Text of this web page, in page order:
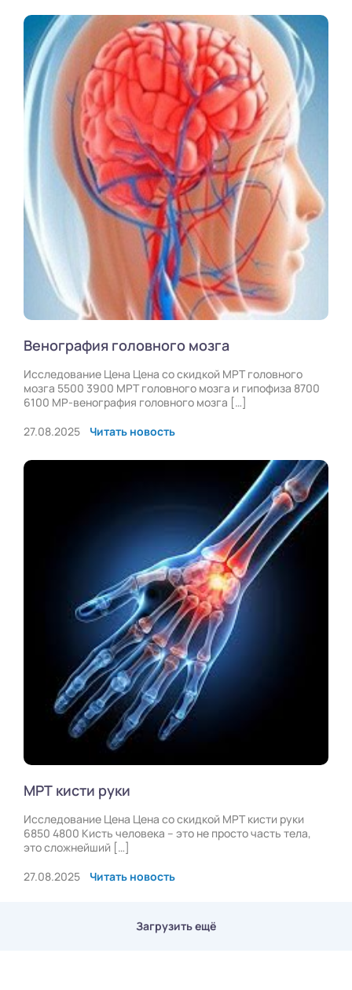
Венография головного мозга
Исследование Цена Цена со скидкой МРТ головного
мозга 5500 3900 МРТ головного мозга и гипофиза 8700
6100 МР-венография головного мозга […]
27.08.2025
Читать новость
МРТ кисти руки
Исследование Цена Цена со скидкой МРТ кисти руки
6850 4800 Кисть человека – это не просто часть тела,
это сложнейший […]
27.08.2025
Читать новость
Загрузить ещё